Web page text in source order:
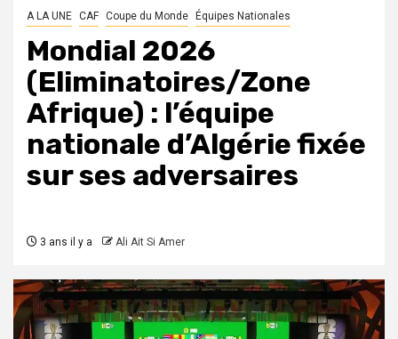
A LA UNE CAF Coupe du Monde Équipes Nationales
Mondial 2026
(Eliminatoires/Zone
Afrique) : l’équipe
nationale d’Algérie fixée
sur ses adversaires
3 ans il y a Ali Ait Si Amer